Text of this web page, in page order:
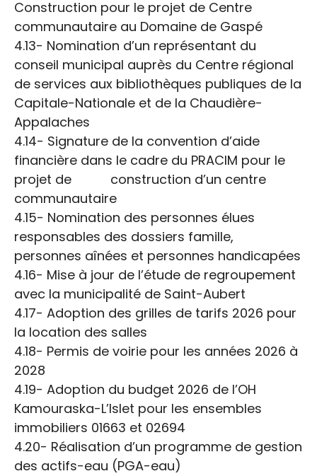
Séance du conseil
municipal du 13 janvier
Construction pour le projet de Centre
communautaire au Domaine de Gaspé
4.13- Nomination d’un représentant du
conseil municipal auprès du Centre régional
de services aux bibliothèques publiques de la
Capitale-Nationale et de la Chaudière-
Appalaches
4.14- Signature de la convention d’aide
financière dans le cadre du PRACIM pour le
projet de construction d’un centre
communautaire
4.15- Nomination des personnes élues
responsables des dossiers famille,
personnes aînées et personnes handicapées
4.16- Mise à jour de l’étude de regroupement
avec la municipalité de Saint-Aubert
4.17- Adoption des grilles de tarifs 2026 pour
la location des salles
4.18- Permis de voirie pour les années 2026 à
2028
4.19- Adoption du budget 2026 de l’OH
Kamouraska-L’Islet pour les ensembles
immobiliers 01663 et 02694
4.20- Réalisation d’un programme de gestion
des actifs-eau (PGA-eau)